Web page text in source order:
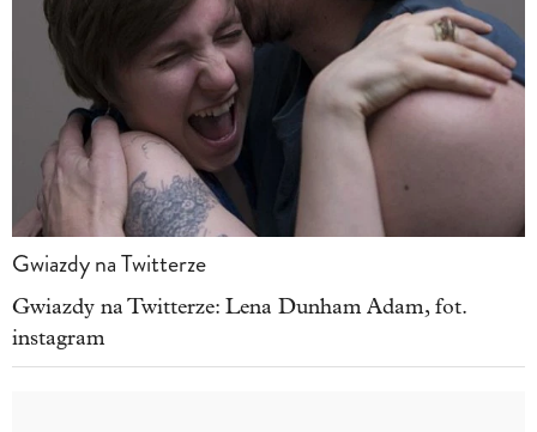
Gwiazdy na Twitterze
Gwiazdy na Twitterze: Lena Dunham Adam, fot.
instagram